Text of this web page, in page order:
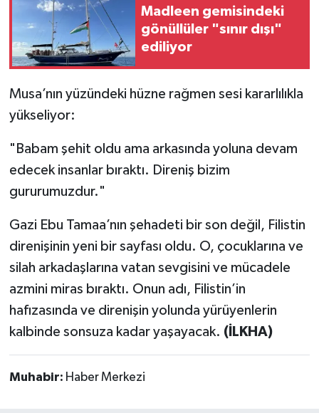
Madleen gemisindeki
gönüllüler "sınır dışı"
ediliyor
Musa’nın yüzündeki hüzne rağmen sesi kararlılıkla
yükseliyor:
"Babam şehit oldu ama arkasında yoluna devam
edecek insanlar bıraktı. Direniş bizim
gururumuzdur."
Gazi Ebu Tamaa’nın şehadeti bir son değil, Filistin
direnişinin yeni bir sayfası oldu. O, çocuklarına ve
silah arkadaşlarına vatan sevgisini ve mücadele
azmini miras bıraktı. Onun adı, Filistin’in
hafızasında ve direnişin yolunda yürüyenlerin
kalbinde sonsuza kadar yaşayacak. (İLKHA)
Muhabir: Haber Merkezi